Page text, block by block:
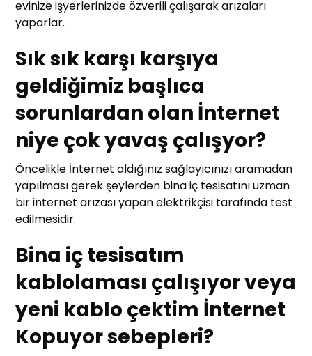
evinize işyerlerinizde özverili çalışarak arızaları
yaparlar.
Sık sık karşı karşıya
geldiğimiz başlıca
sorunlardan olan İnternet
niye çok yavaş çalışyor?
Öncelikle İnternet aldığınız sağlayıcınızı aramadan
yapılması gerek şeylerden bina iç tesisatını uzman
bir internet arızası yapan elektrikçisi tarafında test
edilmesidir.
Bina iç tesisatım
kablolaması çalışıyor veya
yeni kablo çektim İnternet
Kopuyor sebepleri?